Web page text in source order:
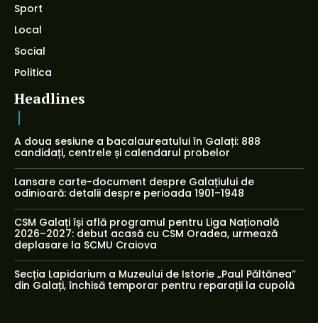
Sport
Local
Social
Politica
Headlines
A doua sesiune a bacalaureatului în Galați: 888
candidați, centrele și calendarul probelor
Lansare carte-document despre Galațiului de
odinioară: detalii despre perioada 1901–1948
CSM Galați își află programul pentru Liga Națională
2026–2027: debut acasă cu CSM Oradea, urmează
deplasare la SCMU Craiova
Secția Lapidarium a Muzeului de Istorie „Paul Păltănea”
din Galați, închisă temporar pentru reparații la cupolă